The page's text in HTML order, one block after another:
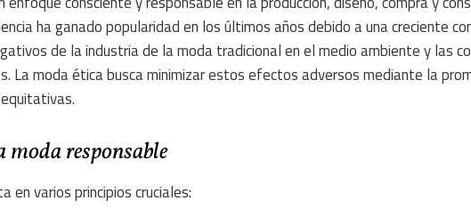
ha ganado popularidad en los últimos años debido a una creciente
de la industria de la moda tradicional en el medio ambiente y las
La moda ética busca minimizar estos efectos adversos mediante la
moda responsable
en varios principios cruciales: